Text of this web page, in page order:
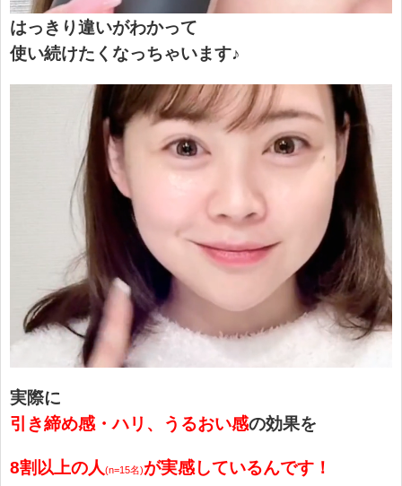
はっきり違いがわかって
使い続けたくなっちゃいます♪
実際に
引き締め感・ハリ、うるおい感の効果を
8割以上の人(n=15名)が実感しているんです！